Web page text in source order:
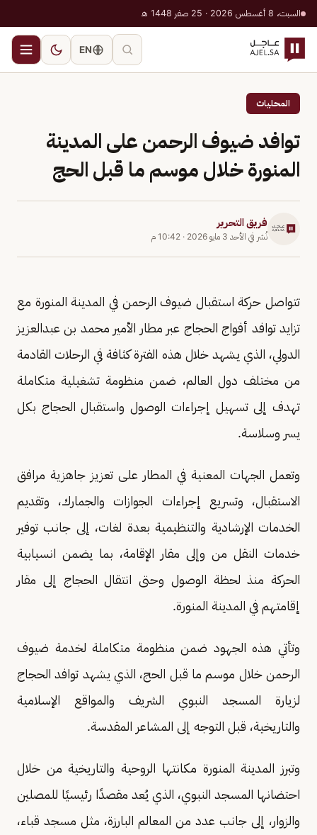
السبت، 8 أغسطس 2026 · 25 صفر 1448 هـ
EN
المحليات
توافد ضيوف الرحمن على المدينة
المنورة خلال موسم ما قبل الحج
فريق التحرير
نُشر في الأحد 3 مايو 2026 · 10:42 م
تتواصل حركة استقبال ضيوف الرحمن في المدينة المنورة مع
تزايد توافد أفواج الحجاج عبر مطار الأمير محمد بن عبدالعزيز
الدولي، الذي يشهد خلال هذه الفترة كثافة في الرحلات القادمة
من مختلف دول العالم، ضمن منظومة تشغيلية متكاملة
تهدف إلى تسهيل إجراءات الوصول واستقبال الحجاج بكل
يسر وسلاسة.
وتعمل الجهات المعنية في المطار على تعزيز جاهزية مرافق
الاستقبال، وتسريع إجراءات الجوازات والجمارك، وتقديم
الخدمات الإرشادية والتنظيمية بعدة لغات، إلى جانب توفير
خدمات النقل من وإلى مقار الإقامة، بما يضمن انسيابية
الحركة منذ لحظة الوصول وحتى انتقال الحجاج إلى مقار
إقامتهم في المدينة المنورة.
وتأتي هذه الجهود ضمن منظومة متكاملة لخدمة ضيوف
الرحمن خلال موسم ما قبل الحج، الذي يشهد توافد الحجاج
لزيارة المسجد النبوي الشريف والمواقع الإسلامية
والتاريخية، قبل التوجه إلى المشاعر المقدسة.
وتبرز المدينة المنورة مكانتها الروحية والتاريخية من خلال
احتضانها المسجد النبوي، الذي يُعد مقصدًا رئيسيًا للمصلين
والزوار، إلى جانب عدد من المعالم البارزة، مثل مسجد قباء،